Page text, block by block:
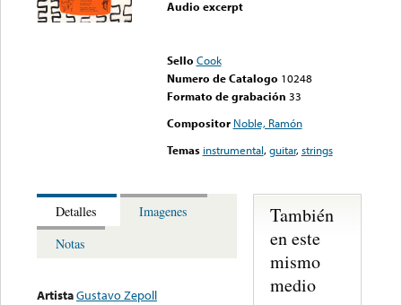
Audio excerpt
Sello Cook
Numero de Catalogo 10248
Formato de grabación 33
Compositor Noble, Ramón
Temas instrumental,guitar,strings
Detalles
Imagenes
Notas
ArtistaGustavo Zepoll
También
en este
mismo
medio